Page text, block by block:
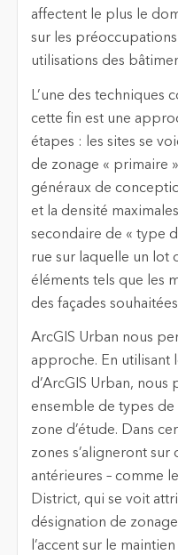
affectent le plus le
sur les
utilisations des
L’une des techniques
cette fin est une
étapes : les sites se
de zonage « primaire
généraux de
et la densité
secondaire de « type
rue sur laquelle un lot
éléments tels que les
des façades
ArcGIS Urban nous
approche. En utilisant
d’ArcGIS Urban,
ensemble de types de
zone d’étude. Dans
zones s’aligneront
antérieures – comme
District, qui se voit
désignation de
l’accent sur le